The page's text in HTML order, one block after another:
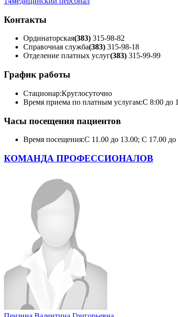
Контакты
Ординаторская(383) 315-98-82
Справочная служба(383) 315-98-18
Отделение платных услуг(383) 315-99-99
График работы
Стационар:Круглосуточно
Время приема по платным услугам:С 8:00 до
Часы посещения пациентов
Время посещения:С 11.00 до 13.00; С 17.00 до
КОМАНДА ПРОФЕССИОНАЛОВ